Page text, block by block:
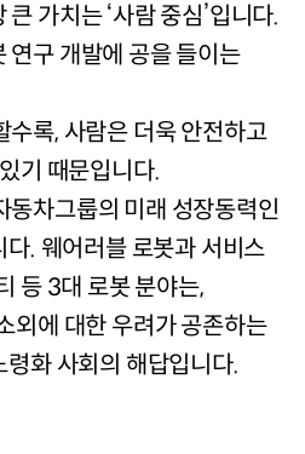
가치는 ‘사람 중심’입니다.
연구 개발에 공을 들이는
수록, 사람은 더욱 안전하고
기 때문입니다.
동차그룹의 미래 성장동력인
. 웨어러블 로봇과 서비스
등 3대 로봇 분야는,
외에 대한 우려가 공존하는
화 사회의 해답입니다.